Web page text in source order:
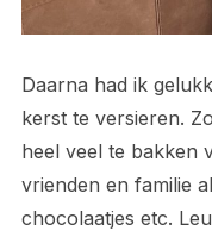
Daarna had ik
kerst te versieren.
heel veel te bakken
vrienden en familie
chocolaatjes etc.